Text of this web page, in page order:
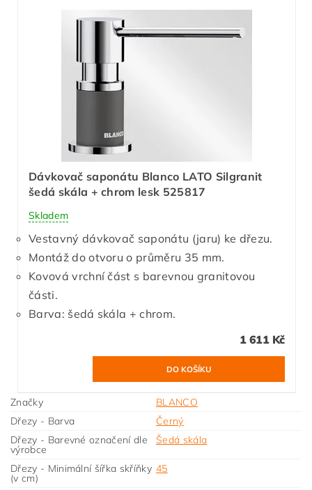
Dávkovač saponátu Blanco LATO Silgranit
šedá skála + chrom lesk 525817
Skladem
Vestavný dávkovač saponátu (jaru) ke dřezu.
Montáž do otvoru o průměru 35 mm.
Kovová vrchní část s barevnou granitovou
části.
Barva: šedá skála + chrom.
1 611 Kč
Značky
BLANCO
Dřezy - Barva
Černý
Dřezy - Barevné označení dle
výrobce
Šedá skála
Dřezy - Minimální šířka skříňky
(v cm)
45